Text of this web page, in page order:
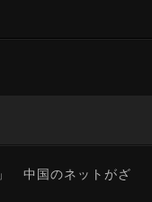
中国のネットがざ